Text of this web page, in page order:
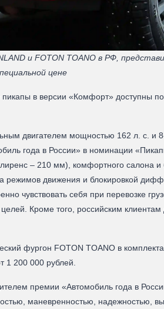
и FOTON TOANO в РФ,
цене
в версии «Комфорт» доступны
двигателем мощностью 162 л. с. и
года в России» в номинации
– 210 мм), комфортного салона
режимов движения и блокировкой
чувствовать себя при перевозке
Кроме того, российским
фургон FOTON TOANO в
1 200 000 рублей.
премии «Автомобиль года в
маневренностью,